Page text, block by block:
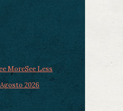
MoreSee Less
2026